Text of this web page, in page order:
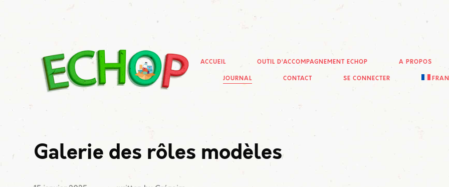
ACCUEIL OUTIL D’ACCOMPAGNEMENT ECHOP A PROPOS
JOURNAL CONTACT SE CONNECTER
Galerie des rôles modèles